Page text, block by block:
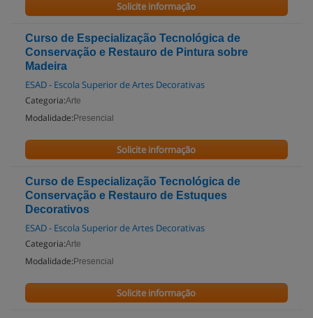
Solicite informação
Curso de Especialização Tecnológica de
Conservação e Restauro de Pintura sobre
Madeira
ESAD - Escola Superior de Artes Decorativas
Categoria:Arte
Modalidade: Presencial
Solicite informação
Curso de Especialização Tecnológica de
Conservação e Restauro de Estuques
Decorativos
ESAD - Escola Superior de Artes Decorativas
Categoria:Arte
Modalidade: Presencial
Solicite informação